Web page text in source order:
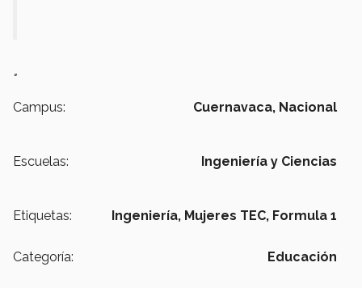
"
Campus:
Cuernavaca, Nacional
Escuelas: Ingeniería y Ciencias
Etiquetas: Ingeniería, Mujeres TEC, Formula 1
Categoría: Educación